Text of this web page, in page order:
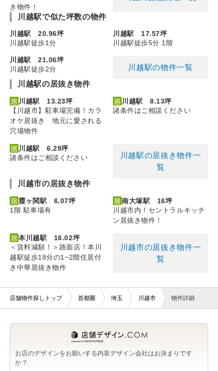
き物件！
川越駅で似た坪数の物件
川越駅 20.96坪
川越駅徒歩1分
川越駅 17.57坪
川越駅徒歩5分 1階
川越駅 21.06坪
川越駅徒歩2分
川越駅の物件一覧
川越駅の居抜き物件
川越駅 13.23坪
【川越市】駐車場完備！カラ
オケ居抜き 地元に愛される
穴場物件
川越駅 8.13坪
諸条件はご相談ください
川越駅 6.29坪
諸条件はご相談ください
川越駅の居抜き物件一
覧
川越市の居抜き物件
霞ヶ関駅 6.07坪
1階 駐車場有
南大塚駅 16坪
川越市内！セントラルキッチ
ン居抜き物件！
本川越駅 16.02坪
＜賃料減額！＞路面店！本川
越駅徒歩18分の1~2階住居付
き中華居抜き物件
川越市の居抜き物件一
覧
店舗物件探しトップ 首都圏 埼玉 川越市 物件詳細
お店のデザインをお願いする内装デザイン会社はお決まりです
か？